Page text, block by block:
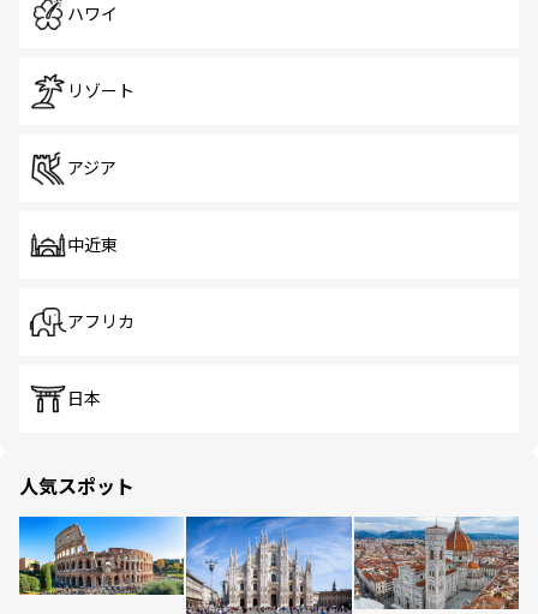
ハワイ
リゾート
アジア
中近東
アフリカ
日本
人気スポット